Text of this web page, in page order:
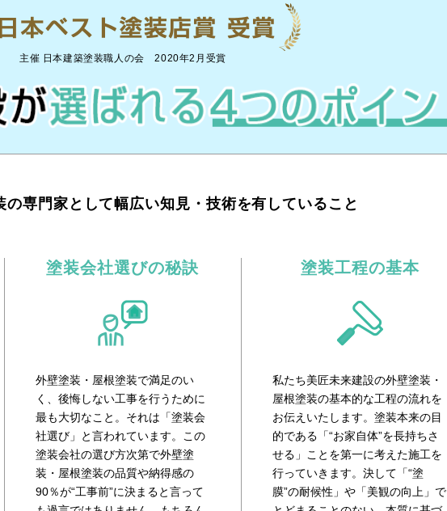
主催 日本建築塗装職人の会 2020年2月受賞
の専門家として幅広い知見・技術を有していること
塗装会社選びの秘訣
外壁塗装・屋根塗装で満足のい
く、後悔しない工事を行うために
最も大切なこと。それは「塗装会
社選び」と言われています。この
塗装会社の選び方次第で外壁塗
装・屋根塗装の品質や納得感の
90％が“工事前”に決まると言って
塗装工程の基本
私たち美匠未来建設の外壁塗装・
屋根塗装の基本的な工程の流れを
お伝えいたします。塗装本来の目
的である「“お家自体”を長持ちさ
せる」ことを第一に考えた施工を
行っていきます。決して「“塗
膜”の耐候性」や「美観の向上」で